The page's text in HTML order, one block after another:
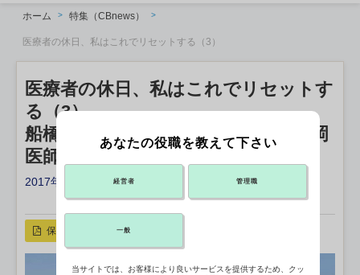
ホーム 特集（CBnews）
医療者の休日、私はこれでリセットする（3）
医療者の休日、私はこれでリセットす
る（3）
船橋市立医療センター代謝内科の岩岡
医師
2017年05月28日 09:00
リンクをコピー X ポスト
保存
あなたの役職を教えて下さい
経営者 管理職
一般
当サイトでは、お客様により良いサービスを提供するため、クッ